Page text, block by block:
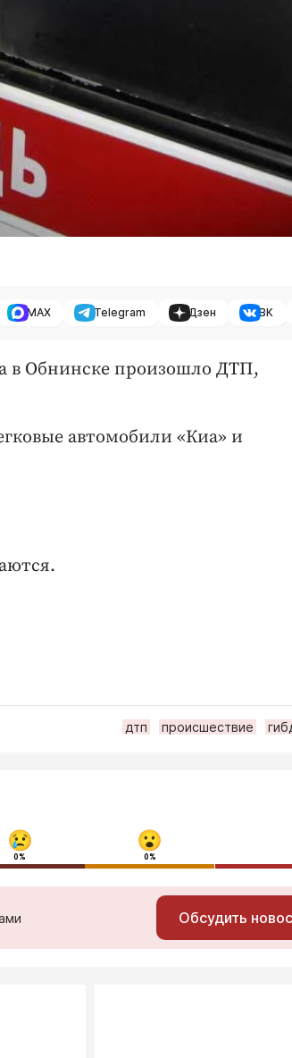
MAX Telegram Дзен ВК
в Обнинске произошло ДТП,
автомобили «Киа» и
дтп происшествие
0% 0%
Обсудить